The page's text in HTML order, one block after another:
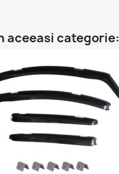
aceeasi categorie: